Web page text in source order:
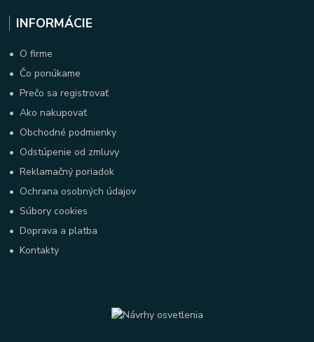
INFORMÁCIE
• O firme
• Čo ponúkame
•Prečo sa registrovať
•Ako nakupovať
• Obchodné podmienky
• Odstúpenie od zmluvy
•Reklamačný poriadok
• Ochrana osobných údajov
•Súbory cookies
•Doprava a platba
•Kontakty